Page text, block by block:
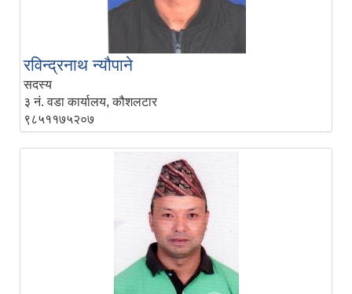
रविन्द्रनाथ न्यौपाने
सदस्य
३ नं. वडा कार्यालय, कौशलटार
९८५११७५२०७